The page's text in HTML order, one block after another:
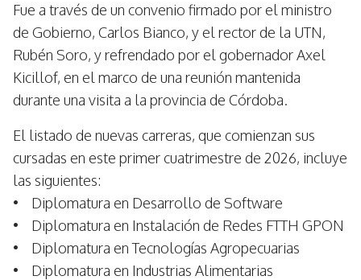
Fue a través de un convenio firmado por el ministro
de Gobierno, Carlos Bianco, y el rector de la UTN,
Rubén Soro, y refrendado por el gobernador Axel
Kicillof, en el marco de una reunión mantenida
durante una visita a la provincia de Córdoba.
El listado de nuevas carreras, que comienzan sus
cursadas en este primer cuatrimestre de 2026, incluye
las siguientes:
• Diplomatura en Desarrollo de Software
• Diplomatura en Instalación de Redes FTTH GPON
• Diplomatura en Tecnologías Agropecuarias
• Diplomatura en Industrias Alimentarias